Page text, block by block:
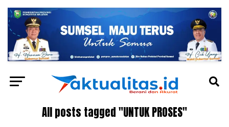
All posts tagged "UNTUK PROSES"